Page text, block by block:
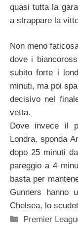
quasi tutta la
a strappare la
Non meno
dove i
subito forte i
minuti, ma poi
decisivo nel
vetta.
Dove invece il
Londra, sponda
dopo 25 minuti
pareggio a 4
basta per
Gunners hanno
Chelsea, lo
Categorie
Premier